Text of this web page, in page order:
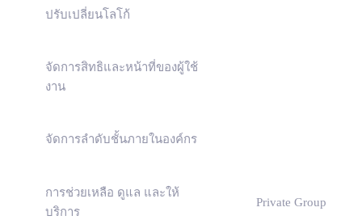
ปรับเปลี่ยนโลโก้
จัดการสิทธิและหน้าที่ของผู้ใช้
งาน
จัดการลำดับชั้นภายในองค์กร
การช่วยเหลือ ดูแล และให้
บริการ
Private Group